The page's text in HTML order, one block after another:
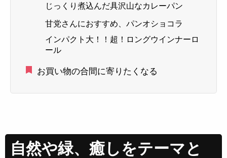
じっくり煮込んだ具沢山なカレーパン
甘党さんにおすすめ、パンオショコラ
インパクト大！！超！ロングウインナーロ
ール
お買い物の合間に寄りたくなる
自然や緑、癒しをテーマと